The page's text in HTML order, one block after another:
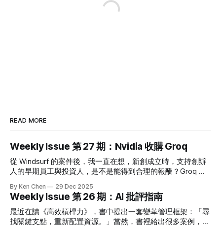
READ MORE
Weekly Issue 第 27 期：Nvidia 收購 Groq
從 Windsurf 的案件後，我一直在想，新創成立時，支持創辦
人的早期員工與投資人，是不是能得到合理的報酬？Groq 收
能公平。 改變世界很重要，但使用的方式也很重要。 🗞️ 熱門
新聞 Nvidia deal a big win for Groq employees and
investors Groq 收購案的消息出來後，我關心的事情是：這跟
Windsurf 的案子有什麼不同？早期投資人跟團隊有得到回報
By Ken Chen 29 Dec 2025
Weekly Issue 第 26 期：AI 批評指南
最近在讀《高效槓桿力》，書中提出一套變革管理框架：「尋
找關鍵支點，重新配置資源。」當然，書裡給出很多案例，說